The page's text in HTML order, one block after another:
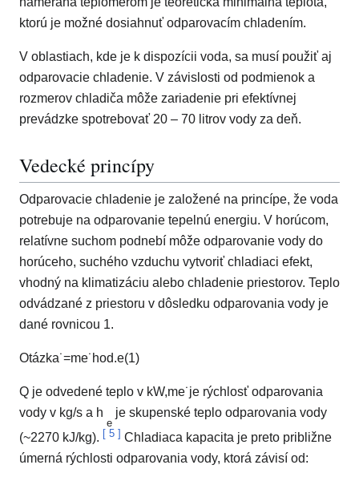
ktorú je možné dosiahnuť odparovacím chladením.
V oblastiach, kde je k dispozícii voda, sa musí použiť aj
odparovacie chladenie. V závislosti od podmienok a
rozmerov chladiča môže zariadenie pri efektívnej
prevádzke spotrebovať 20 – 70 litrov vody za deň.
Vedecké princípy
Odparovacie chladenie je založené na princípe, že voda
potrebuje na odparovanie tepelnú energiu. V horúcom,
relatívne suchom podnebí môže odparovanie vody do
horúceho, suchého vzduchu vytvoriť chladiaci efekt,
vhodný na klimatizáciu alebo chladenie priestorov. Teplo
odvádzané z priestoru v dôsledku odparovania vody je
dané rovnicou 1.
Otázka˙=me˙ hod.e(1)
Q je odvedené teplo v kW,me˙je rýchlosť odparovania
vody v kg/s a h
e
je skupenské teplo odparovania vody
(~2270 kJ/kg). [ 5 ] Chladiaca kapacita je preto približne
úmerná rýchlosti odparovania vody, ktorá závisí od: